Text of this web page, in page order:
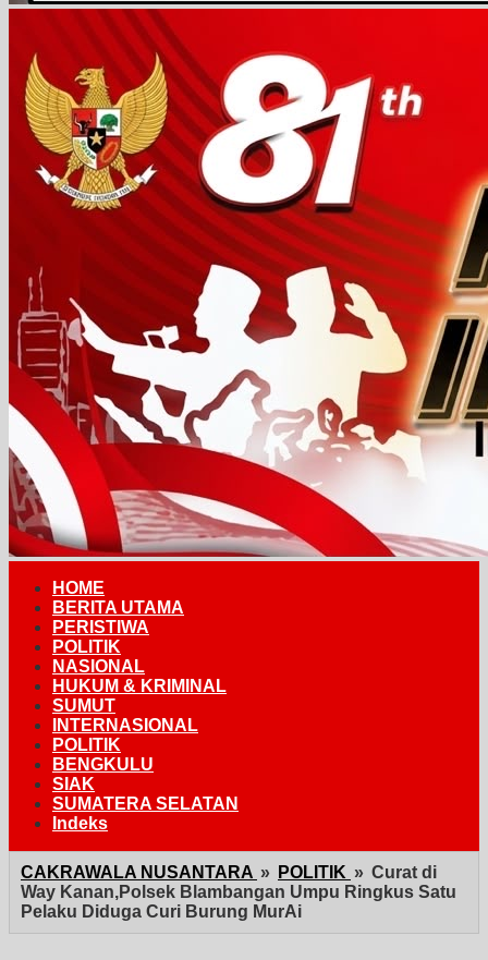
HOME
BERITA UTAMA
PERISTIWA
POLITIK
NASIONAL
HUKUM & KRIMINAL
SUMUT
INTERNASIONAL
POLITIK
BENGKULU
SIAK
SUMATERA SELATAN
Indeks
CAKRAWALA NUSANTARA » POLITIK » Curat di
Way Kanan,Polsek Blambangan Umpu Ringkus Satu
Pelaku Diduga Curi Burung MurAi